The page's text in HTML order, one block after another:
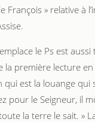
François » relative à
le Ps est aussi
la première lecture
qui est la louange qui
pour le Seigneur, il
la terre le sait. »